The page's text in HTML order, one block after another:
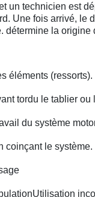
un technicien est
Une fois arrivé, le
détermine la origine
éléments (ressorts).
tordu le tablier ou
du système
coinçant le système.